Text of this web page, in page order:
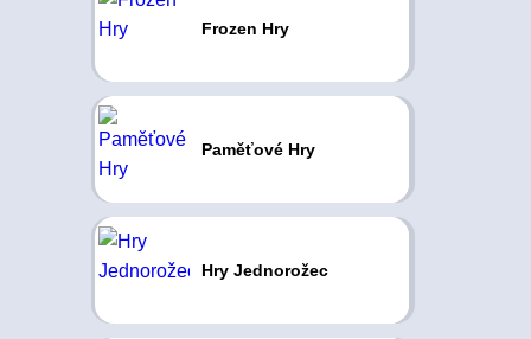
Frozen Hry
Paměťové Hry
Hry Jednorožec